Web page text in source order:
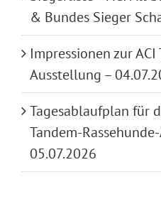
& Bundes Sieger
Impressionen zur
Ausstellung –
Tagesablaufplan für
Tandem-
05.07.2026